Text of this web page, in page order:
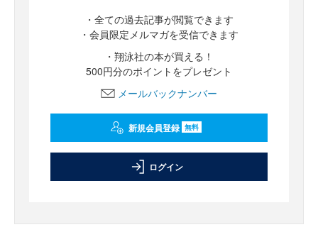
・全ての過去記事が閲覧できます
・会員限定メルマガを受信できます
・翔泳社の本が買える！
500円分のポイントをプレゼント
メールバックナンバー
新規会員登録 無料
ログイン